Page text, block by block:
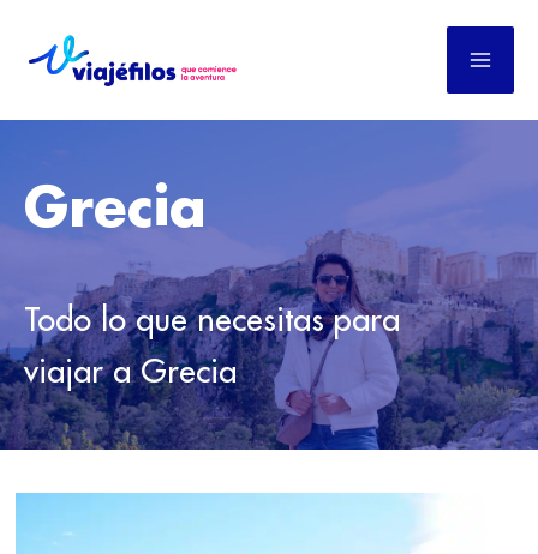
contenido
Grecia
Todo lo que necesitas para
viajar a Grecia
IMPRESCINDIBLES
DE